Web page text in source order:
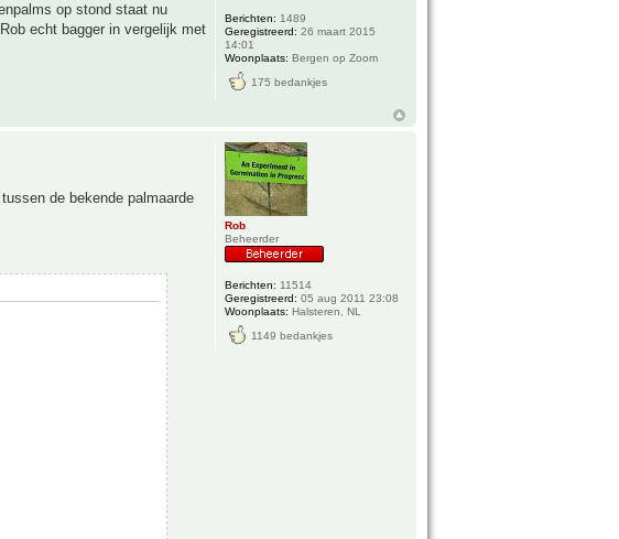
op stond staat nu
echt bagger in vergelijk met
Berichten: 1489
Geregistreerd: 26 maart 2015
14:01
Woonplaats: Bergen op Zoom
175 bedankjes
de bekende palmaarde
Rob
Beheerder
Berichten: 11514
Geregistreerd: 05 aug 2011 23:08
Woonplaats: Halsteren, NL
1149 bedankjes